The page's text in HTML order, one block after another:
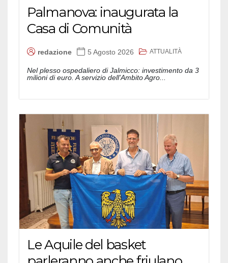
Palmanova: inaugurata la
Casa di Comunità
redazione 5 Agosto 2026 ATTUALITÀ
Nel plesso ospedaliero di Jalmicco: investimento da 3
milioni di euro. A servizio dell'Ambito Agro...
Le Aquile del basket